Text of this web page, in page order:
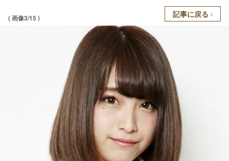
( 画像3/15 ) 記事に戻る